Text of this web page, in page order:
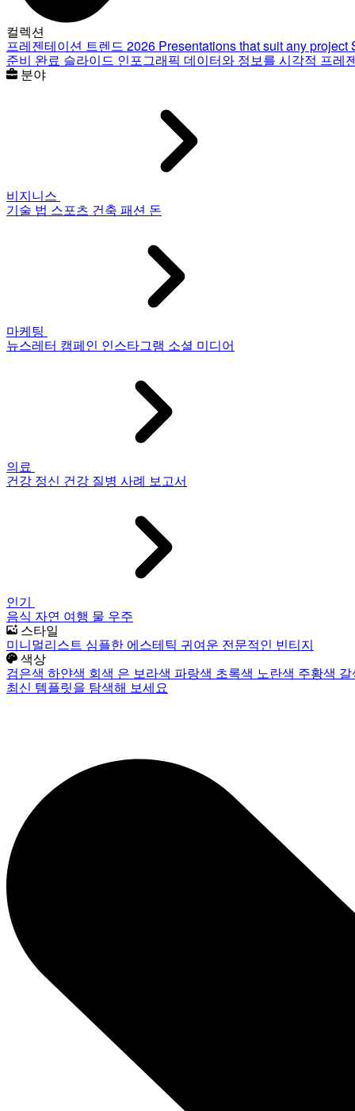
컬렉션
프레젠테이션 트렌드 2026 Presentations that suit any project
준비 완료 슬라이드 인포그래픽 데이터와 정보를 시각적 프레
분야
비지니스
기술 법 스포츠 건축 패션 돈
마케팅
뉴스레터 캠페인 인스타그램 소셜 미디어
의료
건강 정신 건강 질병 사례 보고서
인기
음식 자연 여행 물 우주
스타일
미니멀리스트 심플한 에스테틱 귀여운 전문적인 빈티지
색상
검은색 하얀색 회색 은 보라색 파랑색 초록색 노란색 주황색
최신 템플릿을 탐색해 보세요